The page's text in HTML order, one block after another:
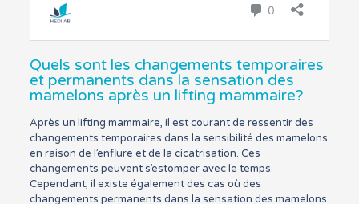
Quels sont les changements temporaires
et permanents dans la sensation des
mamelons après un lifting mammaire?
Après un lifting mammaire, il est courant de ressentir des
changements temporaires dans la sensibilité des mamelons
en raison de l’enflure et de la cicatrisation. Ces
changements peuvent s’estomper avec le temps.
Cependant, il existe également des cas où des
changements permanents dans la sensation des mamelons